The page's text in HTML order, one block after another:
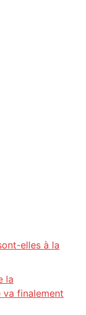
elles à la
la
va finalement